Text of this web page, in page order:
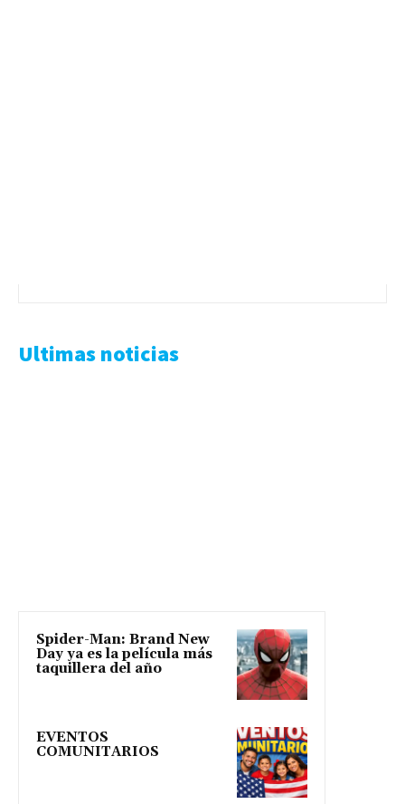
Ultimas noticias
Spider-Man: Brand New
Day ya es la película más
taquillera del año
EVENTOS
COMUNITARIOS